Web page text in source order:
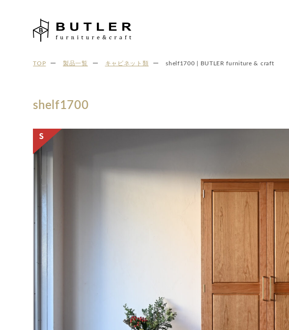
TOP 製品一覧 キャビネット類 shelf1700 | BUTLER furniture & craft
shelf1700